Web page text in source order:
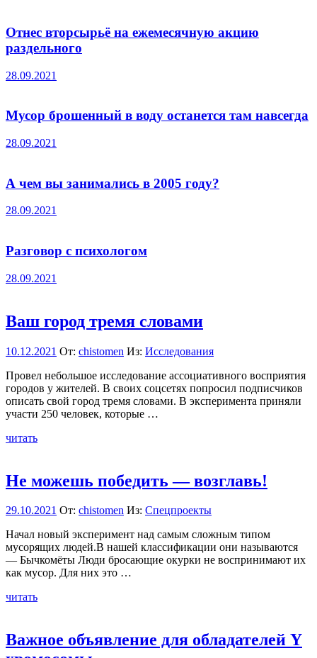
Отнес вторсырьё на ежемесячную акцию
раздельного
28.09.2021
Мусор брошенный в воду останется там навсегда
28.09.2021
А чем вы занимались в 2005 году?
28.09.2021
Разговор с психологом
28.09.2021
Ваш город тремя словами
10.12.2021 От: chistomen Из: Исследования
Провел небольшое исследование ассоциативного восприятия
городов у жителей. В своих соцсетях попросил подписчиков
описать свой город тремя словами. В эксперимента приняли
участи 250 человек, которые …
читать
Не можешь победить — возглавь!
29.10.2021 От: chistomen Из: Спецпроекты
Начал новый эксперимент над самым сложным типом
мусорящих людей.В нашей классификации они называются
— Бычкомёты Люди бросающие окурки не воспринимают их
как мусор. Для них это …
читать
Важное объявление для обладателей Y